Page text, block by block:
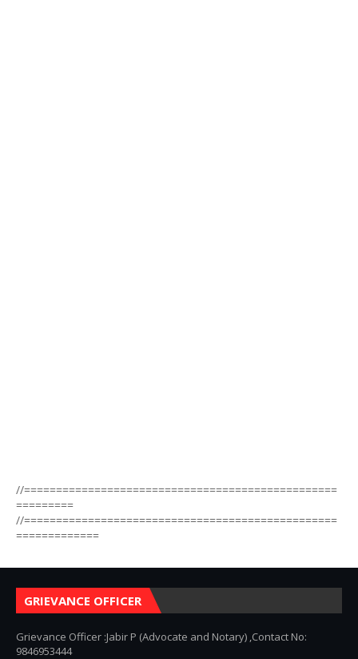
//=================================================
=========
//=================================================
=============
GRIEVANCE OFFICER
Grievance Officer :Jabir P (Advocate and Notary) ,Contact No:
9846953444